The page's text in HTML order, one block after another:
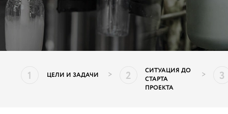
1 ЦЕЛИ И ЗАДАЧИ > 2
СИТУАЦИЯ ДО
СТАРТА
ПРОЕКТА
> 3